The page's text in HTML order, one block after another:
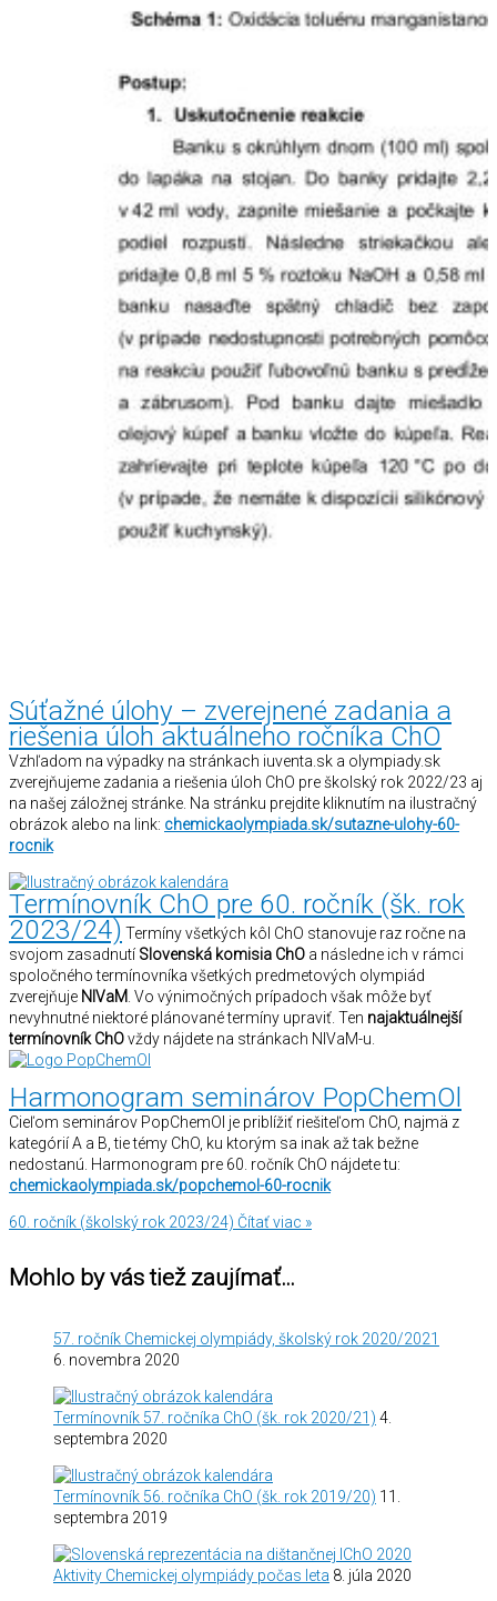
Súťažné úlohy – zverejnené zadania a
riešenia úloh aktuálneho ročníka ChO
Vzhľadom na výpadky na stránkach iuventa.sk a olympiady.sk
zverejňujeme zadania a riešenia úloh ChO pre školský rok 2022/23 aj
na našej záložnej stránke. Na stránku prejdite kliknutím na ilustračný
obrázok alebo na link: chemickaolympiada.sk/sutazne-ulohy-60-
rocnik
Termínovník ChO pre 60. ročník (šk. rok
2023/24)Termíny všetkých kôl ChO stanovuje raz ročne na
svojom zasadnutí Slovenská komisia ChO a následne ich v rámci
spoločného termínovníka všetkých predmetových olympiád
zverejňuje NIVaM . Vo výnimočných prípadoch však môže byť
nevyhnutné niektoré plánované termíny upraviť. Ten najaktuálnejší
termínovník ChOvždy nájdete na stránkach NIVaM-u.
Harmonogram seminárov PopChemOl
Cieľom seminárov PopChemOl je priblížiť riešiteľom ChO, najmä z
kategórií A a B, tie témy ChO, ku ktorým sa inak až tak bežne
nedostanú. Harmonogram pre 60. ročník ChO nájdete tu:
chemickaolympiada.sk/popchemol-60-rocnik
60. ročník (školský rok 2023/24) Čítať viac »
Mohlo by vás tiež zaujímať…
57. ročník Chemickej olympiády, školský rok 2020/2021
6. novembra 2020
Termínovník 57. ročníka ChO (šk. rok 2020/21) 4.
septembra 2020
Termínovník 56. ročníka ChO (šk. rok 2019/20) 11.
septembra 2019
Aktivity Chemickej olympiády počas leta 8. júla 2020